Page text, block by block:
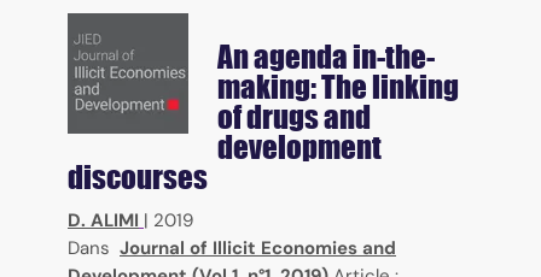
An agenda in-the-
making: The linking
of drugs and
development
discourses
D. ALIMI | 2019
Dans Journal of Illicit Economies and